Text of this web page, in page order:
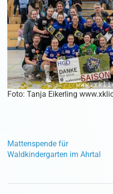
Foto: Tanja Eikerling
Mattenspende für
Waldkindergarten im Ahrtal